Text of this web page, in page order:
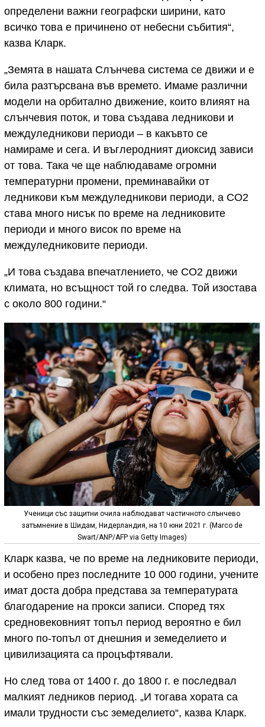
определени важни географски ширини, като
всичко това е причинено от небесни събития“,
казва Кларк.
„Земята в нашата Слънчева система се движи и е
била разтърсвана във времето. Имаме различни
модели на орбитално движение, които влияят на
слънчевия поток, и това създава ледникови и
междуледникови периоди – в какъвто се
намираме и сега. И въглеродният диоксид зависи
от това. Така че ще наблюдаваме огромни
температурни промени, преминавайки от
ледникови към междуледникови периоди, а CO2
става много нисък по време на ледниковите
периоди и много висок по време на
междуледниковите периоди.
„И това създава впечатлението, че CO2 движи
климата, но всъщност той го следва. Той изостава
с около 800 години.“
Ученици със защитни очила наблюдават частичното слънчево
затъмнение в Шидам, Нидерландия, на 10 юни 2021 г. (Marco de
Swart/ANP/AFP via Getty Images)
Кларк казва, че по време на ледниковите периоди,
и особено през последните 10 000 години, учените
имат доста добра представа за температурата
благодарение на прокси записи. Според тях
средновековният топъл период вероятно е бил
много по-топъл от днешния и земеделието и
цивилизацията са процъфтявали.
Но след това от 1400 г. до 1800 г. е последвал
малкият ледников период. „И тогава хората са
имали трудности със земеделието“, казва Кларк.